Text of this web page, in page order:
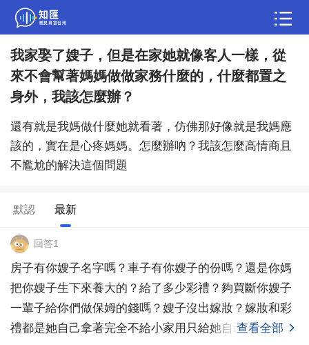
我家娶了嫂子，但是在家她就像客人一樣，從
來不會幫著媽媽做做家務什麼的，什麼都置之
身外，我該怎麼辦？
還有就是我媽做什麼她就看著，仿佛那好像就是我媽應
該的，實在是心疼媽媽。怎麼辦吶？我該怎麼高情商且
不尷尬的解決這個問題
默認 最新
回答1
房子有你嫂子名字嗎？車子有你嫂子的份嗎？還是你媽
把你嫂子生下來養大的？給了多少彩禮？夠買斷你嫂子
一輩子給你們做保姆的錢嗎？嫂子沒出嫁妝？嫁妝和彩
禮都是她自己拿著完全不給小家用只給她自己用嗎？或
查看全部
問答
綜合問題 婚姻情感
生活妙招 體育 育兒 老年病科普